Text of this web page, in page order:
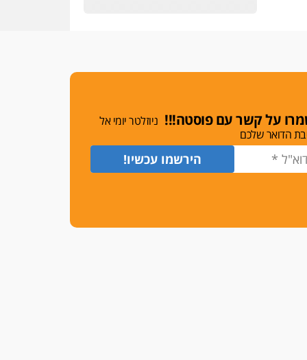
האופנוע חזר הביתה
עו"ד גיל פרידמן והרפתקאות
אופנוע השטח שלו
לחמאס
על קשר עם פוסטה!!! ניוזלטר יומי אל
הדואר שלכם